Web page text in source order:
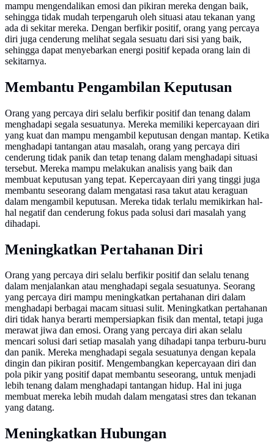
mampu mengendalikan emosi dan pikiran mereka dengan baik,
sehingga tidak mudah terpengaruh oleh situasi atau tekanan yang
ada di sekitar mereka. Dengan berfikir positif, orang yang percaya
diri juga cenderung melihat segala sesuatu dari sisi yang baik,
sehingga dapat menyebarkan energi positif kepada orang lain di
sekitarnya.
Membantu Pengambilan Keputusan
Orang yang percaya diri selalu berfikir positif dan tenang dalam
menghadapi segala sesuatunya. Mereka memiliki kepercayaan diri
yang kuat dan mampu mengambil keputusan dengan mantap. Ketika
menghadapi tantangan atau masalah, orang yang percaya diri
cenderung tidak panik dan tetap tenang dalam menghadapi situasi
tersebut. Mereka mampu melakukan analisis yang baik dan
membuat keputusan yang tepat. Kepercayaan diri yang tinggi juga
membantu seseorang dalam mengatasi rasa takut atau keraguan
dalam mengambil keputusan. Mereka tidak terlalu memikirkan hal-
hal negatif dan cenderung fokus pada solusi dari masalah yang
dihadapi.
Meningkatkan Pertahanan Diri
Orang yang percaya diri selalu berfikir positif dan selalu tenang
dalam menjalankan atau menghadapi segala sesuatunya. Seorang
yang percaya diri mampu meningkatkan pertahanan diri dalam
menghadapi berbagai macam situasi sulit. Meningkatkan pertahanan
diri tidak hanya berarti mempersiapkan fisik dan mental, tetapi juga
merawat jiwa dan emosi. Orang yang percaya diri akan selalu
mencari solusi dari setiap masalah yang dihadapi tanpa terburu-buru
dan panik. Mereka menghadapi segala sesuatunya dengan kepala
dingin dan pikiran positif. Mengembangkan kepercayaan diri dan
pola pikir yang positif dapat membantu seseorang, untuk menjadi
lebih tenang dalam menghadapi tantangan hidup. Hal ini juga
membuat mereka lebih mudah dalam mengatasi stres dan tekanan
yang datang.
Meningkatkan Hubungan